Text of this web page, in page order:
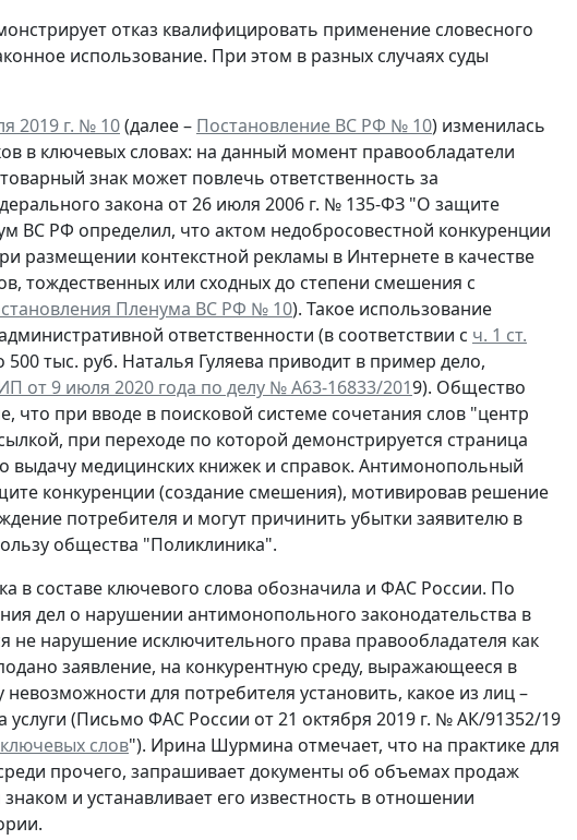
отказ квалифицировать применение словесного
использование. При этом в разных случаях суды
2019 г. № 10(далее – Постановление ВС РФ № 10) изменилась
в ключевых словах: на данный момент правообладатели
знак может повлечь ответственность за
закона от 26 июля 2006 г. № 135-ФЗ "О защите
ВС РФ определил, что актом недобросовестной конкуренции
размещении контекстной рекламы в Интернете в качестве
тождественных или сходных до степени смешения с
Пленума ВС РФ № 10). Такое использование
ответственности (в соответствии с ч. 1 ст.
тыс. руб. Наталья Гуляева приводит в пример дело,
от 9 июля 2020 года по делу № А63-16833/2019). Общество
при вводе в поисковой системе сочетания слов "центр
при переходе по которой демонстрируется страница
медицинских книжек и справок. Антимонопольный
конкуренции (создание смешения), мотивировав решение
потребителя и могут причинить убытки заявителю в
общества "Поликлиника".
в составе ключевого слова обозначила и ФАС России. По
дел о нарушении антимонопольного законодательства в
не нарушение исключительного права правообладателя как
заявление, на конкурентную среду, выражающееся в
для потребителя установить, какое из лиц –
(Письмо ФАС России от 21 октября 2019 г. № АК/91352/19
слов"). Ирина Шурмина отмечает, что на практике для
прочего, запрашивает документы об объемах продаж
и устанавливает его известность в отношении